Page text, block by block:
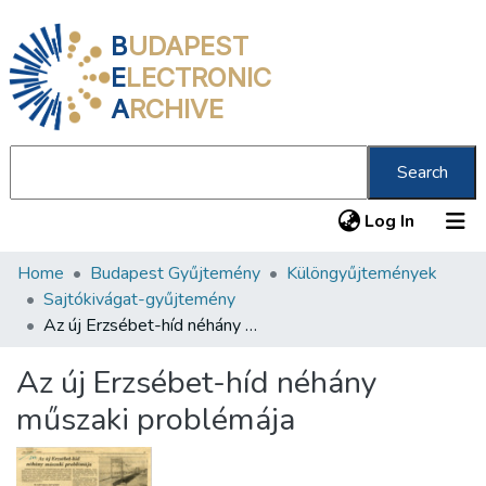
BUDAPEST
ELECTRONIC
ARCHIVE
Search
Log In (current)
Communities & Collections
All of DSpace
About us
Home Budapest Gyűjtemény
Különgyűjtemények
Sajtókivágat-gyűjtemény
Az új Erzsébet-híd néhány műszaki problémája
Az új Erzsébet-híd néhány
műszaki problémája